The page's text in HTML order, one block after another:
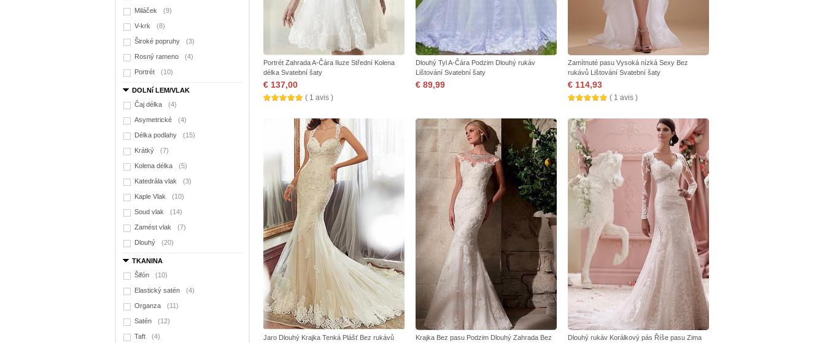
Miláček (9)
V-krk (8)
Široké popruhy (3)
Rosný rameno (4)
Portrét (10)
DOLNí LEM/VLAK
Čaj délka
(4)
Asymetrické (4)
Délka podlahy (15)
Krátký (7)
Kolena délka (5)
Katedrála vlak (3)
Kaple Vlak (10)
Soud vlak (14)
Zamést vlak (7)
Dlouhý (20)
TKANINA
Šifón
(10)
Elastický satén (4)
Organza (11)
Satén (12)
Taft (4)
Portrét Zahrada A-Čára Iluze Střední Kolena
délka Svatební šaty
€ 137,00
( 1 avis )
Dlouhý Tyl A-Čára Podzim Dlouhý rukáv
Lištování Svatební šaty
€ 89,99
Zamítnuté pasu Vysoká nízká Sexy Bez
rukávů Lištování Svatební šaty
€ 114,93
( 1 avis )
Jaro Dlouhý Krajka Tenká Plášť Bez rukávů
Krajka Bez pasu Podzim Dlouhý Zahrada Bez
Dlouhý rukáv Korálkový pás Říše pasu Zima